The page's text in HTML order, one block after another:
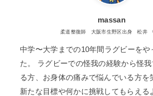
massan
柔道整復師 大阪市生野区出身 松井
中学〜大学までの10年間ラグビーをや
た。 ラグビーでの怪我の経験から怪
る方、お身体の痛みで悩んでいる方を
新たな目標や何かに挑戦してもらえる